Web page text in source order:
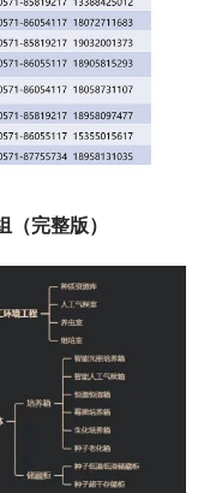
完整版）